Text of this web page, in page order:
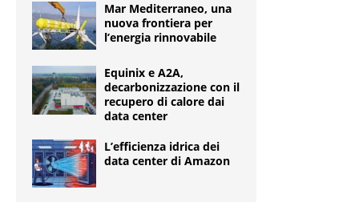
Mar Mediterraneo, una
nuova frontiera per
l’energia rinnovabile
Equinix e A2A,
decarbonizzazione con il
recupero di calore dai
data center
L’efficienza idrica dei
data center di Amazon